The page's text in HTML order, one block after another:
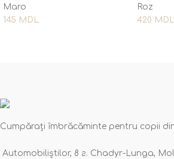
Maro
145 MDL
Roz
420 MDL
Cumpărați îmbrăcăminte pentru copii
Automobiliștilor, 8 г. Chadyr-Lunga,